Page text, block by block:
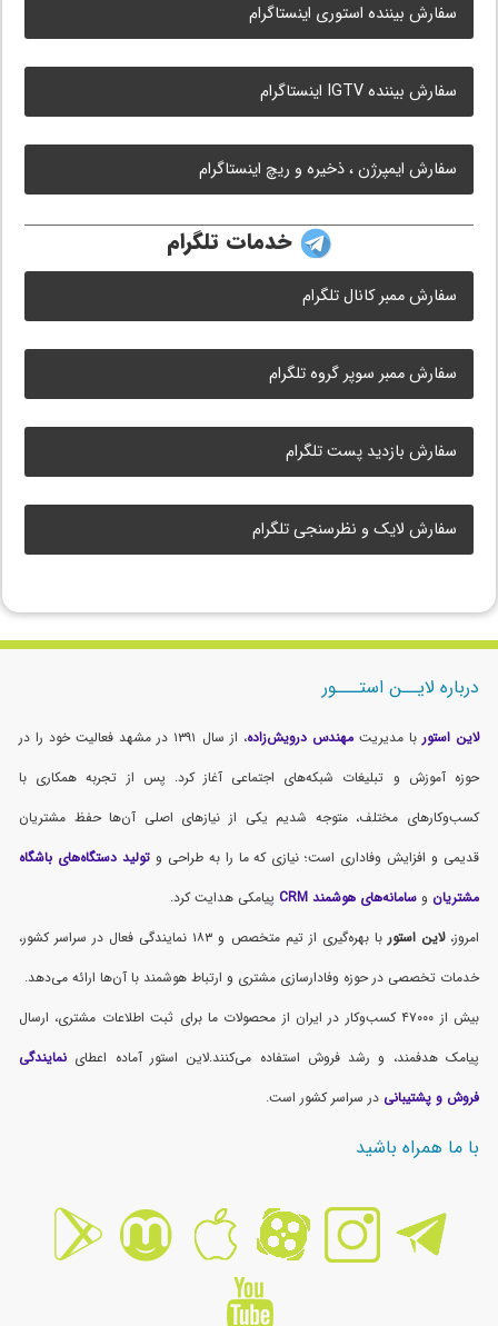
سفارش بیننده استوری اینستاگرام
سفارش بیننده IGTV اینستاگرام
سفارش ایمپرژن ، ذخیره و ریچ اینستاگرام
خدمات تلگرام
سفارش ممبر کانال تلگرام
سفارش ممبر سوپر گروه تلگرام
سفارش بازدید پست تلگرام
سفارش لایک و نظرسنجی تلگرام